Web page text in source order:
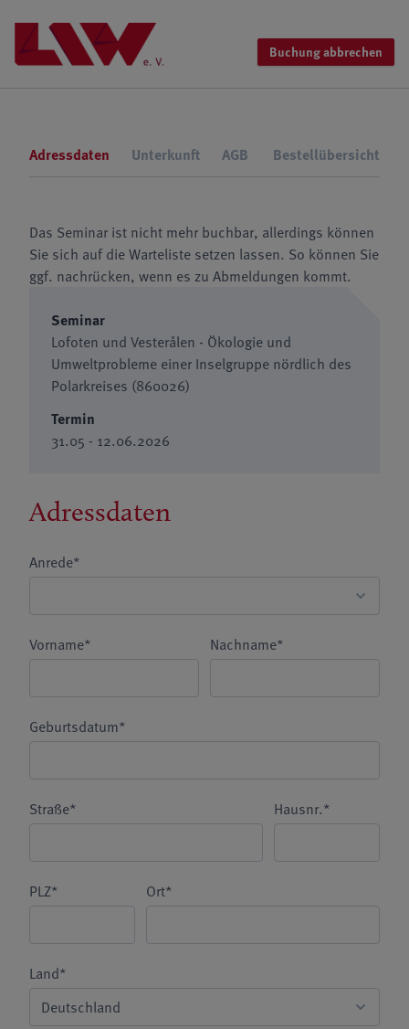
Buchung abbrechen
Adressdaten Unterkunft AGB Bestellübersicht
Das Seminar ist nicht mehr buchbar, allerdings können
Sie sich auf die Warteliste setzen lassen. So können Sie
ggf. nachrücken, wenn es zu Abmeldungen kommt.
Seminar
Lofoten und Vesterålen - Ökologie und
Umweltprobleme einer Inselgruppe nördlich des
Polarkreises (860026)
Termin
31.05 - 12.06.2026
Adressdaten
Anrede*
Vorname* Nachname*
Geburtsdatum*
Straße* Hausnr.*
PLZ* Ort*
Land*